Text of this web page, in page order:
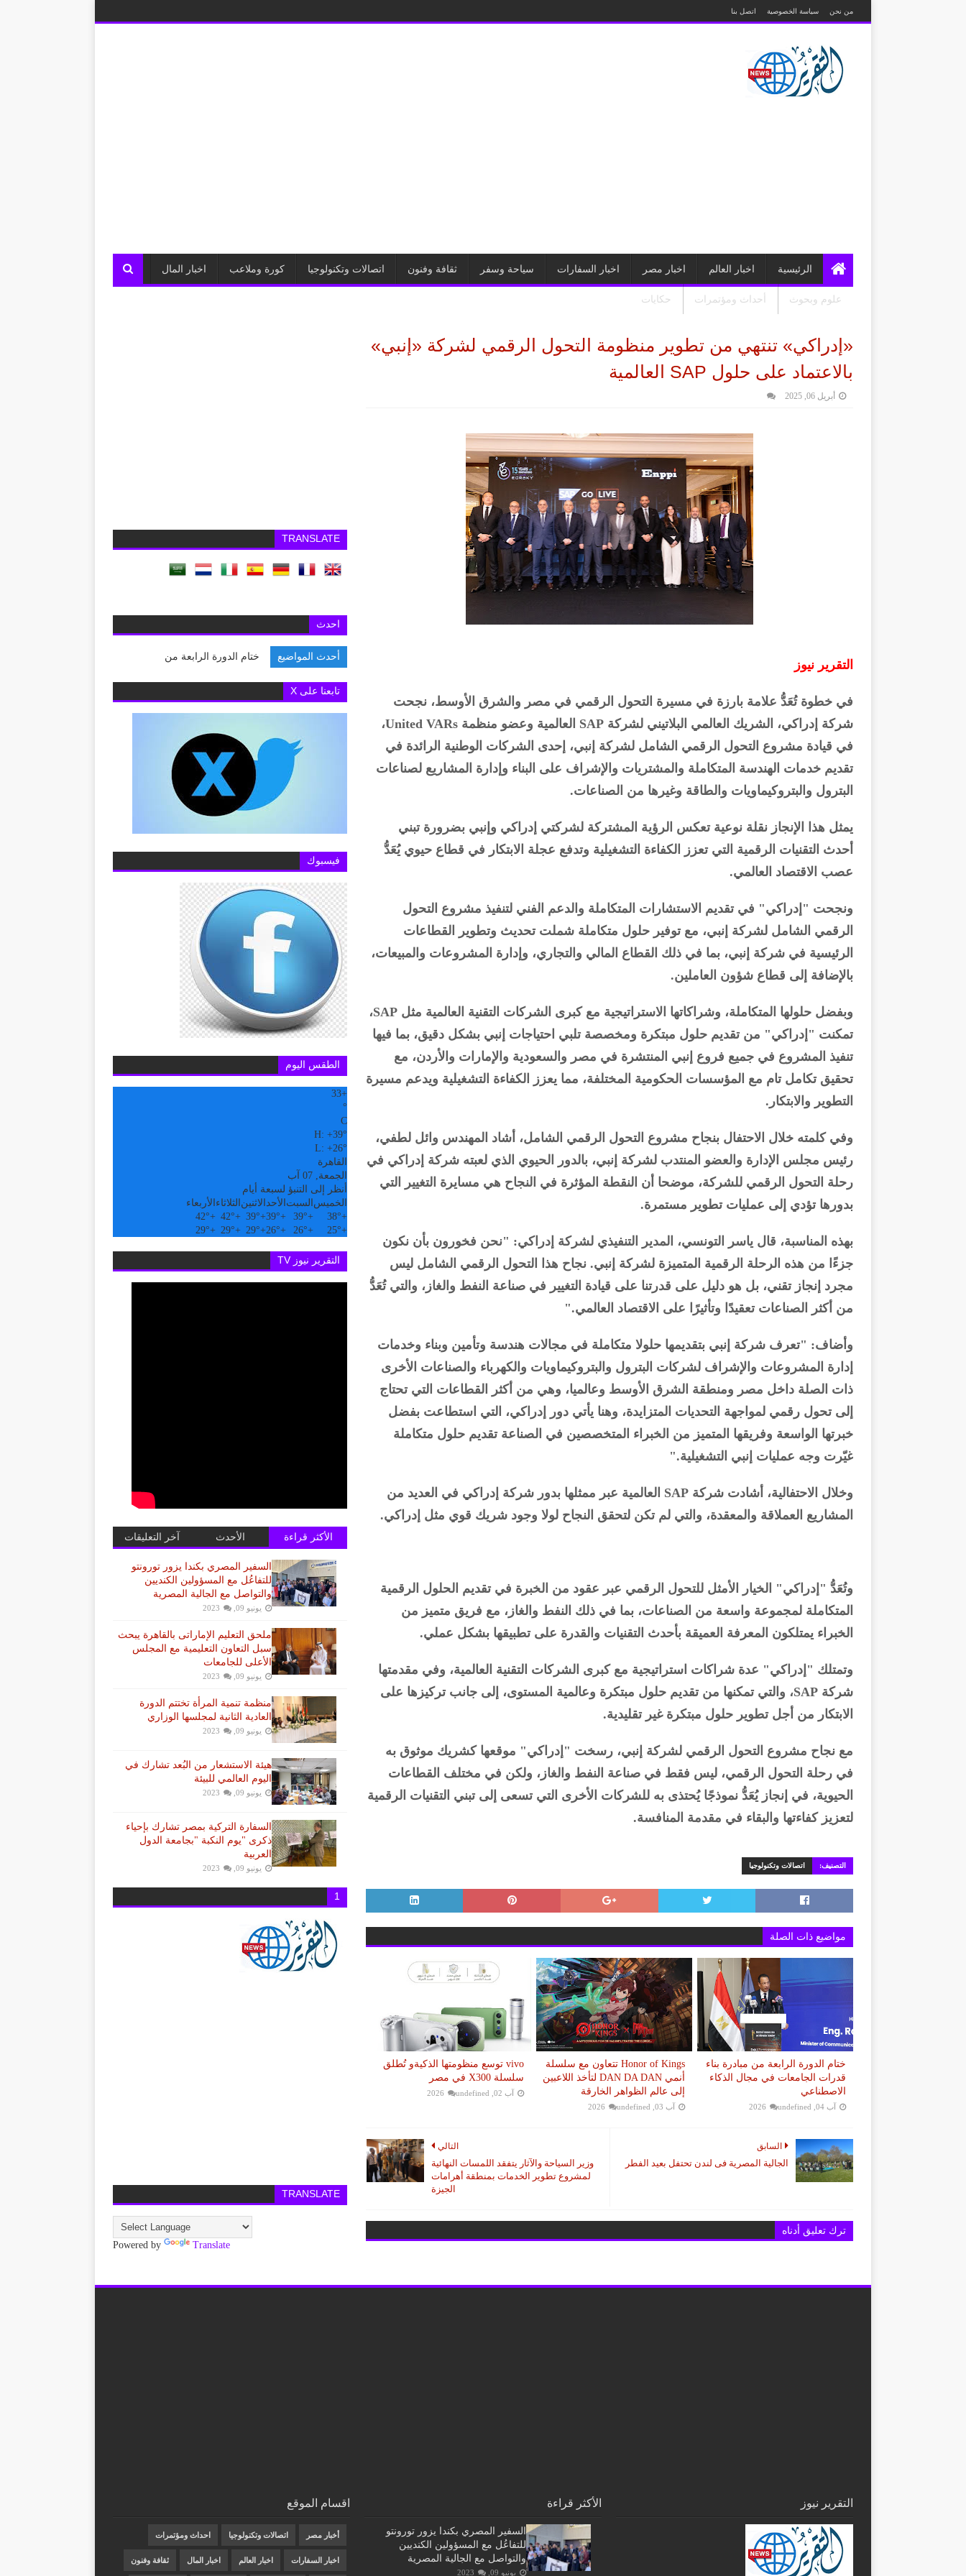
من نحن سياسة الخصوصية اتصل بنا
الرئيسية اخبار العالم اخبار مصر اخبار السفارات سياحة وسفر ثقافة وفنون اتصالات وتكنولوجيا كورة وملاعب اخبار المال
علوم وبحوث أحداث ومؤتمرات حكايات
«إدراكي» تنتهي من تطوير منظومة التحول الرقمي لشركة «إنبي»
بالاعتماد على حلول SAP العالمية
أبريل 06, 2025
التقرير نيوز
في خطوة تُعَدُّ علامة بارزة في مسيرة التحول الرقمي في مصر والشرق الأوسط، نجحت
شركة إدراكي، الشريك العالمي البلاتيني لشركة SAP العالمية وعضو منظمة United VARs،
في قيادة مشروع التحول الرقمي الشامل لشركة إنبي، إحدى الشركات الوطنية الرائدة في
تقديم خدمات الهندسة المتكاملة والمشتريات والإشراف على البناء وإدارة المشاريع لصناعات
البترول والبتروكيماويات والطاقة وغيرها من الصناعات.
يمثل هذا الإنجاز نقلة نوعية تعكس الرؤية المشتركة لشركتي إدراكي وإنبي بضرورة تبني
أحدث التقنيات الرقمية التي تعزز الكفاءة التشغيلية وتدفع عجلة الابتكار في قطاع حيوي يُعَدُّ
عصب الاقتصاد العالمي.
ونجحت "إدراكي" في تقديم الاستشارات المتكاملة والدعم الفني لتنفيذ مشروع التحول
الرقمي الشامل لشركة إنبي، مع توفير حلول متكاملة شملت تحديث وتطوير القطاعات
الرئيسية في شركة إنبي، بما في ذلك القطاع المالي والتجاري، وإدارة المشروعات والمبيعات،
بالإضافة إلى قطاع شؤون العاملين.
وبفضل حلولها المتكاملة، وشراكاتها الاستراتيجية مع كبرى الشركات التقنية العالمية مثل SAP،
تمكنت "إدراكي" من تقديم حلول مبتكرة ومخصصة تلبي احتياجات إنبي بشكل دقيق، بما فيها
تنفيذ المشروع في جميع فروع إنبي المنتشرة في مصر والسعودية والإمارات والأردن، مع
تحقيق تكامل تام مع المؤسسات الحكومية المختلفة، مما يعزز الكفاءة التشغيلية ويدعم مسيرة
التطوير والابتكار.
وفي كلمته خلال الاحتفال بنجاح مشروع التحول الرقمي الشامل، أشاد المهندس وائل لطفي،
رئيس مجلس الإدارة والعضو المنتدب لشركة إنبي، بالدور الحيوي الذي لعبته شركة إدراكي في
رحلة التحول الرقمي للشركة، موضحا أن النقطة المؤثرة في النجاح هي مسايرة التغيير التي
بدورها تؤدي إلى عمليات تطوير مستمرة.
بهذه المناسبة، قال ياسر التونسي، المدير التنفيذي لشركة إدراكي: "نحن فخورون بأن نكون
جزءًا من هذه الرحلة الرقمية المتميزة لشركة إنبي. نجاح هذا التحول الرقمي الشامل ليس
مجرد إنجاز تقني، بل هو دليل على قدرتنا على قيادة التغيير في صناعة النفط والغاز، والتي تُعَدُّ
من أكثر الصناعات تعقيدًا وتأثيرًا على الاقتصاد العالمي."
وأضاف: "تعرف شركة إنبي بتقديمها حلولا متكاملة في مجالات هندسة وتأمين وبناء وخدمات
إدارة المشروعات والإشراف لشركات البترول والبتروكيماويات والكهرباء والصناعات الأخرى
ذات الصلة داخل مصر ومنطقة الشرق الأوسط وعالميا، وهي من أكثر القطاعات التي تحتاج
إلى تحول رقمي لمواجهة التحديات المتزايدة، وهنا يأتي دور إدراكي، التي استطاعت بفضل
خبرتها الواسعة وفريقها المتميز من الخبراء المتخصصين في الصناعة تقديم حلول متكاملة
غيّرت وجه عمليات إنبي التشغيلية."
وخلال الاحتفالية، أشادت شركة SAP العالمية عبر ممثلها بدور شركة إدراكي في العديد من
المشاريع العملاقة والمعقدة، والتي لم تكن لتحقق النجاح لولا وجود شريك قوي مثل إدراكي.
وتُعَدُّ "إدراكي" الخيار الأمثل للتحول الرقمي عبر عقود من الخبرة في تقديم الحلول الرقمية
المتكاملة لمجموعة واسعة من الصناعات، بما في ذلك النفط والغاز، مع فريق متميز من
الخبراء يمتلكون المعرفة العميقة بأحدث التقنيات والقدرة على تطبيقها بشكل عملي.
وتمتلك "إدراكي" عدة شراكات استراتيجية مع كبرى الشركات التقنية العالمية، وفي مقدمتها
شركة SAP، والتي تمكنها من تقديم حلول مبتكرة وعالمية المستوى، إلى جانب تركيزها على
الابتكار من أجل تطوير حلول مبتكرة غير تقليدية.
مع نجاح مشروع التحول الرقمي لشركة إنبي، رسخت "إدراكي" موقعها كشريك موثوق به
في رحلة التحول الرقمي، ليس فقط في صناعة النفط والغاز، ولكن في مختلف القطاعات
الحيوية، في إنجاز يُعَدُّ نموذجًا يُحتذى به للشركات الأخرى التي تسعى إلى تبني التقنيات الرقمية
لتعزيز كفاءتها والبقاء في مقدمة المنافسة.
التصنيف: اتصالات وتكنولوجيا
مواضيع ذات الصلة
ختام الدورة الرابعة من مبادرة بناء
قدرات الجامعات في مجال الذكاء
الاصطناعي
آب 04, 2026 undefined
Honor of Kings تتعاون مع سلسلة
أنمي DAN DA DAN لتأخذ اللاعبين
إلى عالم الظواهر الخارقة
آب 03, 2026 undefined
vivo توسع منظومتها الذكيةو تُطلق
سلسلة X300 في مصر
آب 02, 2026 undefined
التالي
وزير السياحة والآثار يتفقد اللمسات النهائية
لمشروع تطوير الخدمات بمنطقة أهرامات
الجيزة
السابق
الجالية المصرية فى لندن تحتفل بعيد الفطر
ترك تعليق أدناه
TRANSLATE
احدث
أحدث المواضيع ختام الدورة الرابعة من مبادرة
تابعنا على X
فيسبوك
الطقس اليوم
+
33
°
C
H: +39°
L: +26°
القاهرة
الجمعة, 07 آب
أنظر إلى التنبؤ لسبعة أيام
الخميس السبت الأحد الاثنين الثلاثاء الأربعاء
+
38°
+
39°
+
39°
+
39°
+
42°
+
42°
+
25°
+
26°
+
26°
+
29°
+
29°
+
29°
التقرير نيوز TV
الأكثر قراءة الأحدث آخر التعليقات
السفير المصري بكندا يزور تورونتو
للتفاعُل مع المسؤولين الكنديين
والتواصل مع الجالية المصرية
يونيو 09, 2023
ملحق التعليم الإماراتى بالقاهرة يبحث
سبل التعاون التعليمية مع المجلس
الأعلى للجامعات
يونيو 09, 2023
منظمة تنمية المرأة تختتم الدورة
العادية الثانية لمجلسها الوزاري
يونيو 09, 2023
هيئة الاستشعار من البُعد تشارك في
اليوم العالمي للبيئة
يونيو 09, 2023
السفارة التركية بمصر تشارك بإحياء
ذكرى "يوم النكبة "بجامعة الدول
العربية
يونيو 09, 2023
1
TRANSLATE
Powered by Translate
التقرير نيوز الأكثر قراءة
السفير المصري بكندا يزور تورونتو
للتفاعُل مع المسؤولين الكنديين
والتواصل مع الجالية المصرية
يونيو 09, 2023
اقسام الموقع
أخبار مصر اتصالات وتكنولوجيا احداث ومؤتمرات
اخبار السفارات اخبار العالم اخبار المال ثقافة وفنون